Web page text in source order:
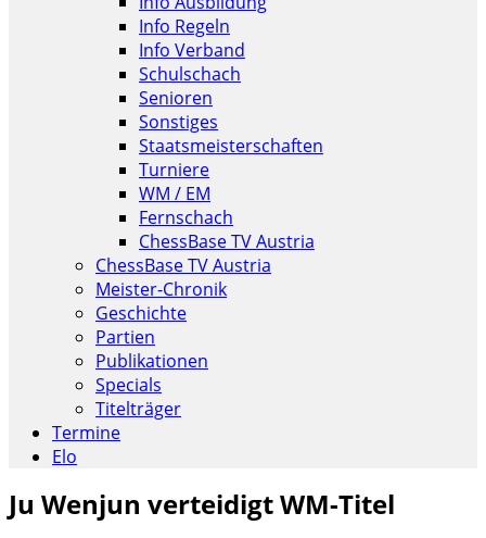
Info Regeln
Info Verband
Schulschach
Senioren
Sonstiges
Staatsmeisterschaften
Turniere
WM / EM
Fernschach
ChessBase TV Austria
ChessBase TV Austria
Meister-Chronik
Geschichte
Partien
Publikationen
Specials
Titelträger
Termine
Elo
Ju Wenjun verteidigt WM-Titel